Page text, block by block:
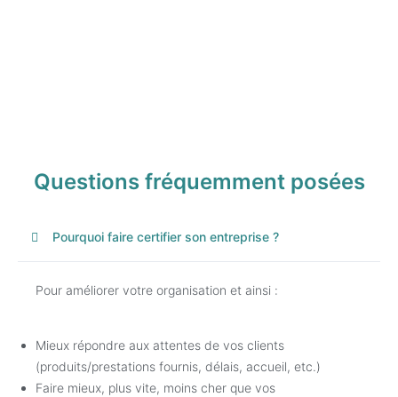
Questions fréquemment posées
Pourquoi faire certifier son entreprise ?
Pour améliorer votre organisation et ainsi :
Mieux répondre aux attentes de vos clients
(produits/prestations fournis, délais, accueil, etc.)
Faire mieux, plus vite, moins cher que vos